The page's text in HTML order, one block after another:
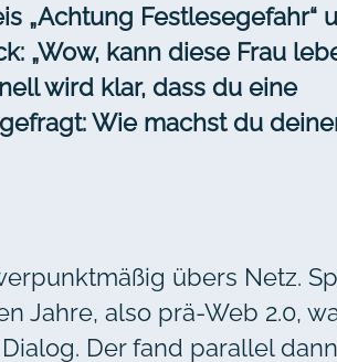
„Achtung Festlesegefahr“
„Wow, kann diese Frau
wird klar, dass du eine
Wie machst du
übers Netz.
Jahre, also prä-Web 2.0,
Der fand parallel